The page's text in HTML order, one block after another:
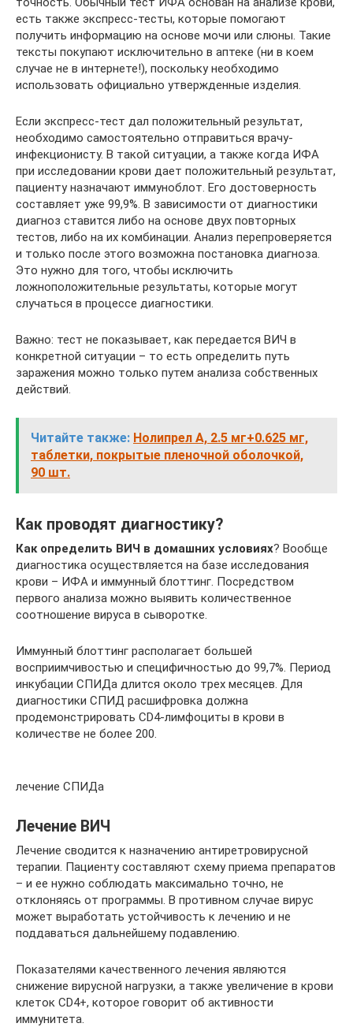
есть также экспресс-тесты, которые помогают
получить информацию на основе мочи или слюны. Такие
тексты покупают исключительно в аптеке (ни в коем
случае не в интернете!), поскольку необходимо
использовать официально утвержденные изделия.
Если экспресс-тест дал положительный результат,
необходимо самостоятельно отправиться врачу-
инфекционисту. В такой ситуации, а также когда ИФА
при исследовании крови дает положительный результат,
пациенту назначают иммуноблот. Его достоверность
составляет уже 99,9%. В зависимости от диагностики
диагноз ставится либо на основе двух повторных
тестов, либо на их комбинации. Анализ перепроверяется
и только после этого возможна постановка диагноза.
Это нужно для того, чтобы исключить
ложноположительные результаты, которые могут
случаться в процессе диагностики.
Важно: тест не показывает, как передается ВИЧ в
конкретной ситуации – то есть определить путь
заражения можно только путем анализа собственных
действий.
Читайте также: Нолипрел А, 2.5 мг+0.625 мг,
таблетки, покрытые пленочной оболочкой,
90 шт.
Как проводят диагностику?
Как определить ВИЧ в домашних условиях? Вообще
диагностика осуществляется на базе исследования
крови – ИФА и иммунный блоттинг. Посредством
первого анализа можно выявить количественное
соотношение вируса в сыворотке.
Иммунный блоттинг располагает большей
восприимчивостью и специфичностью до 99,7%. Период
инкубации СПИДа длится около трех месяцев. Для
диагностики СПИД расшифровка должна
продемонстрировать CD4-лимфоциты в крови в
количестве не более 200.
лечение СПИДа
Лечение ВИЧ
Лечение сводится к назначению антиретровирусной
терапии. Пациенту составляют схему приема препаратов
– и ее нужно соблюдать максимально точно, не
отклоняясь от программы. В противном случае вирус
может выработать устойчивость к лечению и не
поддаваться дальнейшему подавлению.
Показателями качественного лечения являются
снижение вирусной нагрузки, а также увеличение в крови
клеток CD4+, которое говорит об активности
иммунитета.